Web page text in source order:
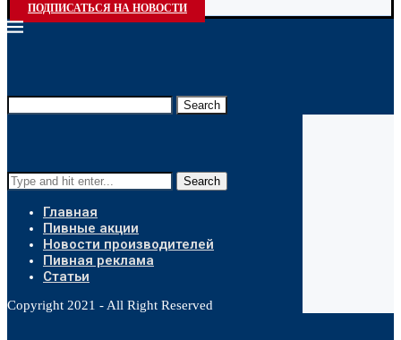
ПОДПИСАТЬСЯ НА НОВОСТИ
Search
Search
Главная
Пивные акции
Новости производителей
Пивная реклама
Статьи
Copyright 2021 - All Right Reserved